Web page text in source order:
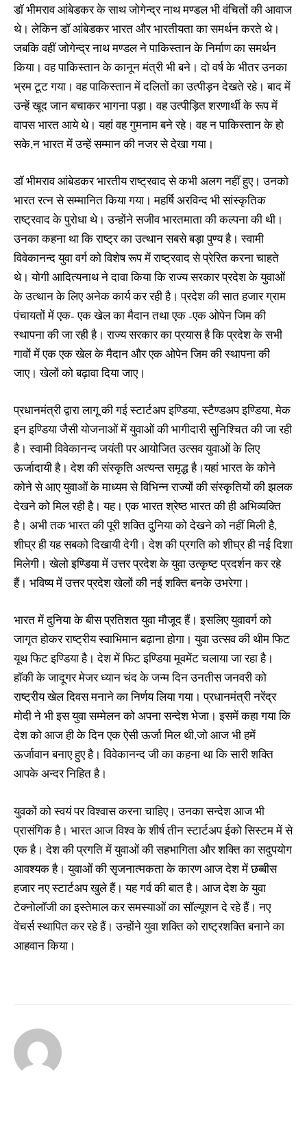
डाॅ भीमराव आंबेडकर के साथ जोगेन्द्र नाथ मण्डल भी वंचितों की आवाज
थे। लेकिन डॉ आंबेडकर भारत और भारतीयता का समर्थन करते थे।
जबकि वहीं जोगेन्द्र नाथ मण्डल ने पाकिस्तान के निर्माण का समर्थन
किया। वह पाकिस्तान के कानून मंत्री भी बने। दो वर्ष के भीतर उनका
भ्रम टूट गया। वह पाकिस्तान में दलितों का उत्पीड़न देखते रहे। बाद में
उन्हें खूद जान बचाकर भागना पड़ा। वह उत्पीड़ित शरणार्थी के रूप में
वापस भारत आये थे। यहां वह गुमनाम बने रहे। वह न पाकिस्तान के हो
सके,न भारत में उन्हें सम्मान की नजर से देखा गया।
डाॅ भीमराव आंबेडकर भारतीय राष्ट्रवाद से कभी अलग नहीं हुए। उनको
भारत रत्न से सम्मानित किया गया। महर्षि अरविन्द भी सांस्कृतिक
राष्ट्रवाद के पुरोधा थे। उन्होंने सजीव भारतमाता की कल्पना की थी।
उनका कहना था कि राष्ट्र का उत्थान सबसे बड़ा पुण्य है। स्वामी
विवेकानन्द युवा वर्ग को विशेष रूप में राष्ट्रवाद से प्रेरित करना चाहते
थे। योगी आदित्यनाथ ने दावा किया कि राज्य सरकार प्रदेश के युवाओं
के उत्थान के लिए अनेक कार्य कर रही है। प्रदेश की सात हजार ग्राम
पंचायतों में एक- एक खेल का मैदान तथा एक -एक ओपेन जिम की
स्थापना की जा रही है। राज्य सरकार का प्रयास है कि प्रदेश के सभी
गावों में एक एक खेल के मैदान और एक ओपेन जिम की स्थापना की
जाए। खेलों को बढ़ावा दिया जाए।
प्रधानमंत्री द्वारा लागू की गई स्टार्टअप इण्डिया, स्टैण्डअप इण्डिया, मेक
इन इण्डिया जैसी योजनाओं में युवाओं की भागीदारी सुनिश्चित की जा रही
है। स्वामी विवेकानन्द जयंती पर आयोजित उत्सव युवाओं के लिए
ऊर्जादायी है। देश की संस्कृति अत्यन्त समृद्ध है।यहां भारत के कोने
कोने से आए युवाओं के माध्यम से विभिन्न राज्यों की संस्कृतियों की झलक
देखने को मिल रही है। यह। एक भारत श्रेष्ठ भारत की ही अभिव्यक्ति
है। अभी तक भारत की पूरी शक्ति दुनिया को देखने को नहीं मिली है,
शीघ्र ही यह सबको दिखायी देगी। देश की प्रगति को शीघ्र ही नई दिशा
मिलेगी। खेलो इण्डिया में उत्तर प्रदेश के युवा उत्कृष्ट प्रदर्शन कर रहे
हैं। भविष्य में उत्तर प्रदेश खेलों की नई शक्ति बनके उभरेगा।
भारत में दुनिया के बीस प्रतिशत युवा मौजूद हैं। इसलिए युवावर्ग को
जागृत होकर राष्ट्रीय स्वाभिमान बढ़ाना होगा। युवा उत्सव की थीम फिट
यूथ फिट इण्डिया है। देश में फिट इण्डिया मूवमेंट चलाया जा रहा है।
हाॅकी के जादूगर मेजर ध्यान चंद के जन्म दिन उनतीस जनवरी को
राष्ट्रीय खेल दिवस मनाने का निर्णय लिया गया। प्रधानमंत्री नरेंद्र
मोदी ने भी इस युवा सम्मेलन को अपना सन्देश भेजा। इसमें कहा गया कि
देश को आज ही के दिन एक ऐसी ऊर्जा मिल थी,जो आज भी हमें
ऊर्जावान बनाए हुए है। विवेकानन्द जी का कहना था कि सारी शक्ति
आपके अन्दर निहित है।
युवकों को स्वयं पर विश्वास करना चाहिए। उनका सन्देश आज भी
प्रासंगिक है। भारत आज विश्व के शीर्ष तीन स्टार्टअप ईको सिस्टम में से
एक है। देश की प्रगति में युवाओं की सहभागिता और शक्ति का सदुपयोग
आवश्यक है। युवाओं की सृजनात्मकता के कारण आज देश में छब्बीस
हजार नए स्टार्टअप खुले हैं। यह गर्व की बात है। आज देश के युवा
टेक्नोलाॅजी का इस्तेमाल कर समस्याओं का साॅल्यूशन दे रहे हैं। नए
वेंचर्स स्थापित कर रहे हैं। उन्होंने युवा शक्ति को राष्ट्रशक्ति बनाने का
आहवान किया।